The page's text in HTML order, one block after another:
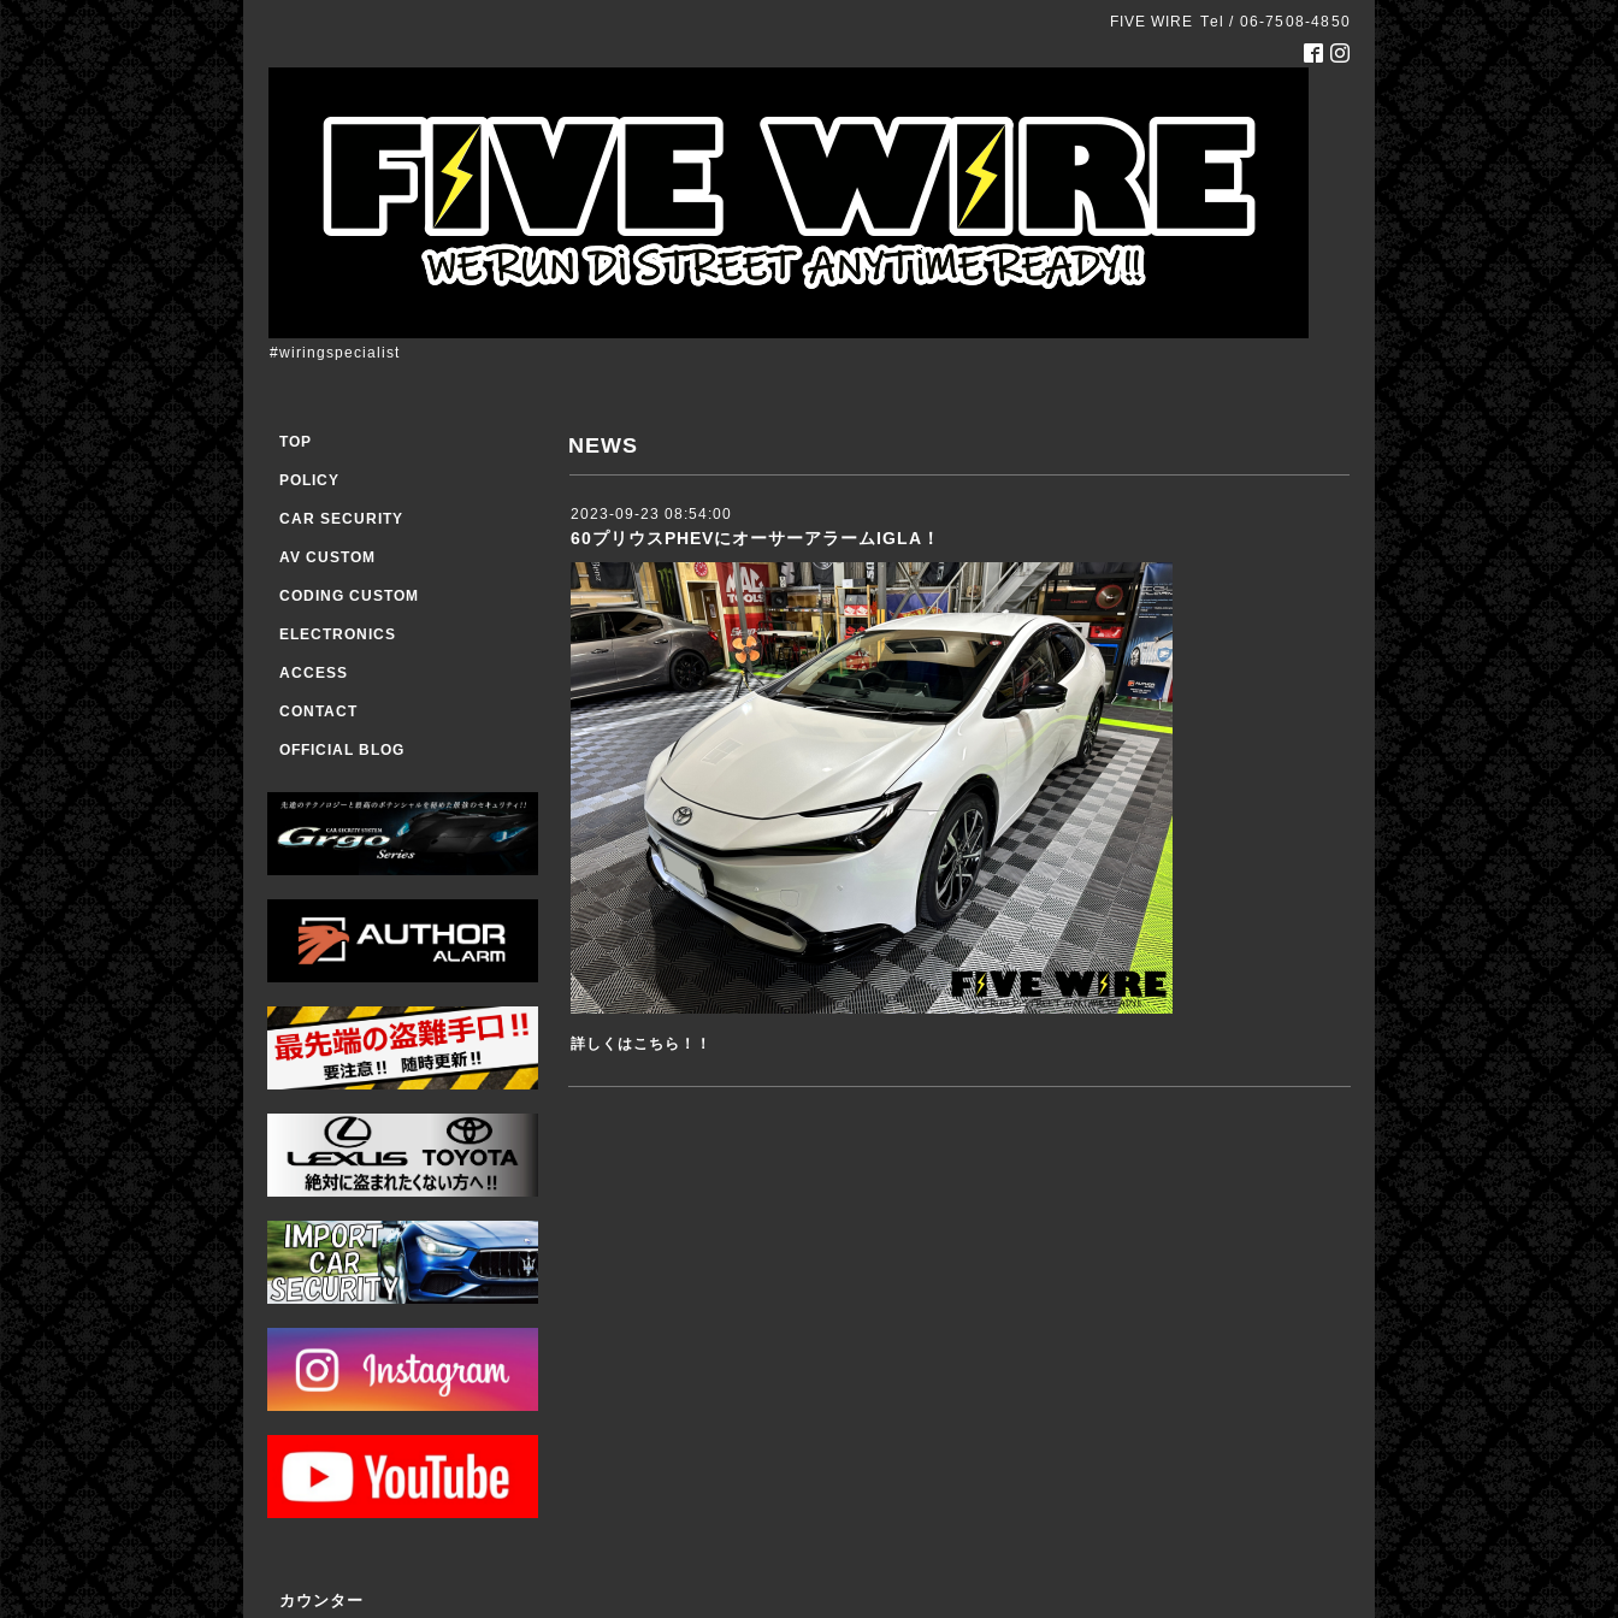
FIVE WIRE Tel / 06-7508-4850
#wiringspecialist
NEWS
2023-09-23 08:54:00
60プリウスPHEVにオーサーアラームIGLA！
詳しくはこちら！！
TOP
POLICY
CAR SECURITY
AV CUSTOM
CODING CUSTOM
ELECTRONICS
ACCESS
CONTACT
OFFICIAL BLOG
カウンター